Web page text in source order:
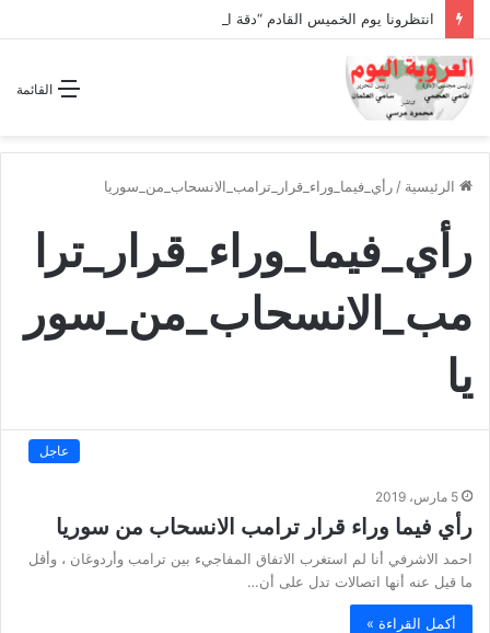
القائمة
الرئيسية / رأي_فيما_وراء_قرار_ترامب_الانسحاب_من_سوريا
رأي_فيما_وراء_قرار_ترا
مب_الانسحاب_من_سور
يا
عاجل
5 مارس، 2019
رأي فيما وراء قرار ترامب الانسحاب من سوريا
احمد الاشرفي أنا لم استغرب الاتفاق المفاجيء بين ترامب وأردوغان ، وأقل
ما قيل عنه أنها اتصالات تدل على أن…
أكمل القراءة »